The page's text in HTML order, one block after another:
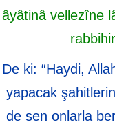
âyâtinâ vellezîne
De ki: “Haydi,
yapacak
de sen onlarla